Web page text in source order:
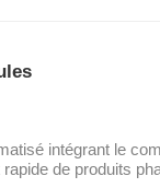
intégrant le
de produits